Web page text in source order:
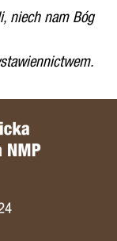
niech nam Bóg